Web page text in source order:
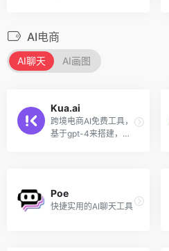
AI电商
AI聊天 AI画图
Kua.ai
跨境电商AI免费工具，
基于gpt-4来搭建，应
Poe
快捷实用的AI聊天工具